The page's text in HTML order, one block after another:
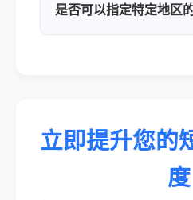
是否可以指定特定地区
立即提升您的
度